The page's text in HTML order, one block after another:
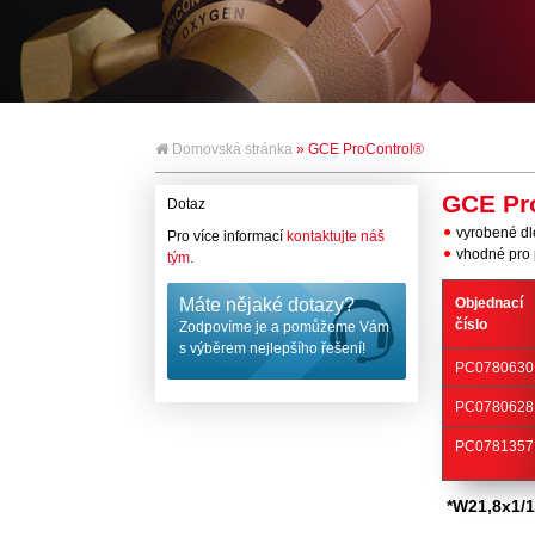
Domovská stránka » GCE ProControl®
Dotaz
Pro více informací kontaktujte náš
tým.
Máte nějaké dotazy?
Zodpovíme je a pomůžeme Vám
s výběrem nejlepšího řešení!
GCE
vyrobené
vhodné pro
Objednací
číslo
PC0780630
PC0780628
PC0781357
*W21,8x1/